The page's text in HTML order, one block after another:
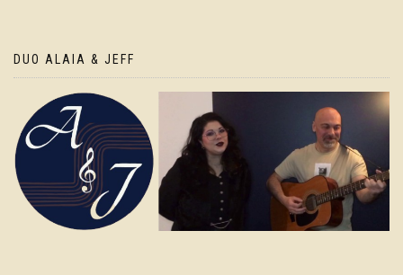
DUO ALAIA & JEFF